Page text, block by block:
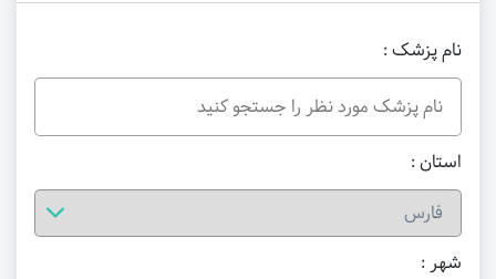
نام پزشک :
استان :
شهر :